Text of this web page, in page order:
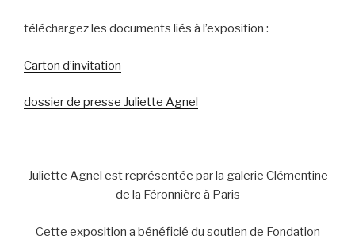
téléchargez les documents liés à l’exposition :
Carton d’invitation
dossier de presse Juliette Agnel
Juliette Agnel est représentée par la galerie Clémentine
de la Féronnière à Paris
Cette exposition a bénéficié du soutien de Fondation